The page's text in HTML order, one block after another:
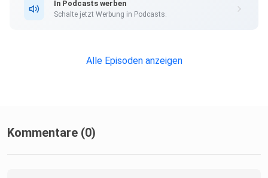
In Podcasts werben
Schalte jetzt Werbung in Podcasts.
Alle Episoden anzeigen
Kommentare (0)